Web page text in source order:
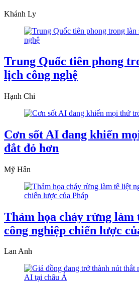
Khánh Ly
Trung Quốc tiên phong
lịch công nghệ
Hạnh Chi
Cơn sốt AI đang khiến
đắt đỏ hơn
Mỹ Hân
Thảm họa cháy rừng làm
công nghiệp chiến lược
Lan Anh